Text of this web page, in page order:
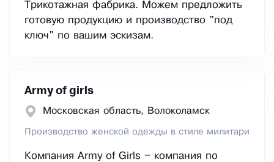
Трикотажная фабрика. Можем предложить
готовую продукцию и производство "под
ключ" по вашим эскизам.
Army of girls
Московская область, Волоколамск
Производство женской одежды в стиле милитари
Компания Army of Girls – компания по